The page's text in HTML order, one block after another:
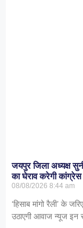
जयपुर जिला अध्यक्ष
का घेराव करेगी कांग्रेस
08/08/2026 8:44 am
‘हिसाब मांगो रैली’ के
उठाएगी आवाज न्यूज इन